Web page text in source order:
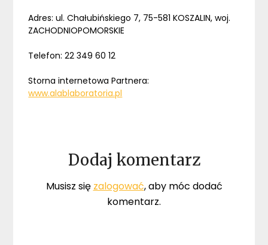
Adres: ul. Chałubińskiego 7, 75-581 KOSZALIN, woj.
ZACHODNIOPOMORSKIE
Telefon: 22 349 60 12
Storna internetowa Partnera:
www.alablaboratoria.pl
Dodaj komentarz
Musisz się zalogować, aby móc dodać
komentarz.